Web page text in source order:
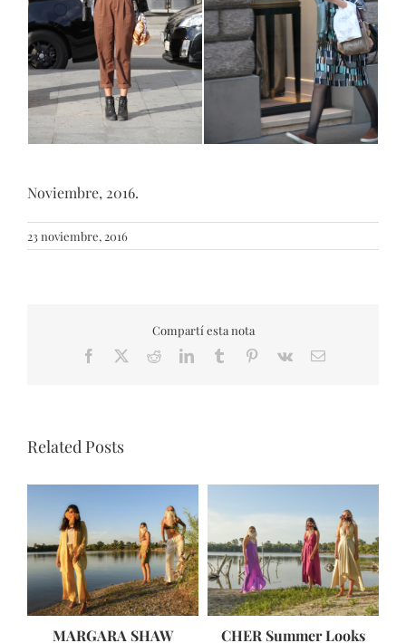
Noviembre, 2016.
23 noviembre, 2016
Compartí esta nota
Facebook RedditLinkedInTumblr Pinterest
Vk Email
Related Posts
MARGARA SHAW CHER Summer Looks